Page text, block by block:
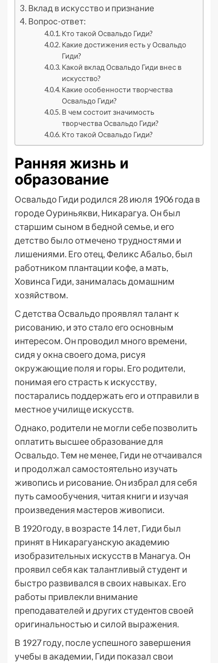
Вклад в искусство и признание
Вопрос-ответ:
Кто такой Освальдо Гиди?
Какие достижения есть у Освальдо
Гиди?
Какой вклад Освальдо Гиди внес в
искусство?
Какие особенности творчества
Освальдо Гиди?
В чем состоит значимость
творчества Освальдо Гиди?
Кто такой Освальдо Гиди?
Ранняя жизнь и
образование
Освальдо Гиди родился 28 июля 1906 года в
городе Оуриньякви, Никарагуа. Он был
старшим сыном в бедной семье, и его
детство было отмечено трудностями и
лишениями. Его отец, Феликс Абальо, был
работником плантации кофе, а мать,
Ховинса Гиди, занималась домашним
хозяйством.
С детства Освальдо проявлял талант к
рисованию, и это стало его основным
интересом. Он проводил много времени,
сидя у окна своего дома, рисуя
окружающие поля и горы. Его родители,
понимая его страсть к искусству,
постарались поддержать его и отправили в
местное училище искусств.
Однако, родители не могли себе позволить
оплатить высшее образование для
Освальдо. Тем не менее, Гиди не отчаивался
и продолжал самостоятельно изучать
живопись и рисование. Он избрал для себя
путь самообучения, читая книги и изучая
произведения мастеров живописи.
В 1920 году, в возрасте 14 лет, Гиди был
принят в Никарагуанскую академию
изобразительных искусств в Манагуа. Он
проявил себя как талантливый студент и
быстро развивался в своих навыках. Его
работы привлекли внимание
преподавателей и других студентов своей
оригинальностью и силой выражения.
В 1927 году, после успешного завершения
учебы в академии, Гиди показал свои